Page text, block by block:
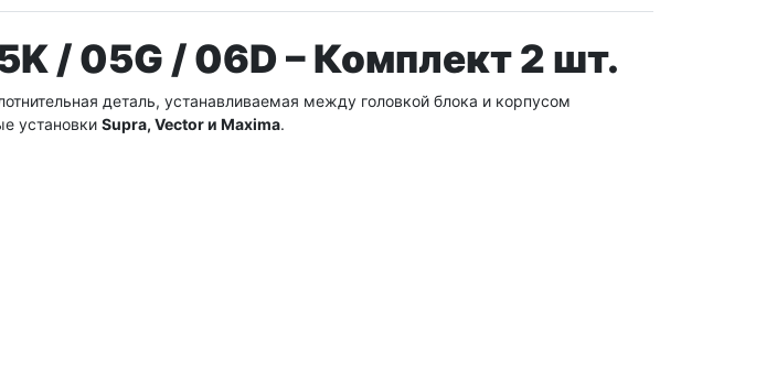
/ 05G / 06D – Комплект 2 шт.
деталь, устанавливаемая между головкой блока и корпусом
установки Supra, Vector и Maxima.